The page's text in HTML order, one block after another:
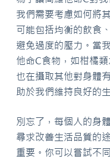
我們需要考慮如何將
可能包括均衡的飲食
避免過度的壓力。當
他命C食物，如柑橘
也在攝取其他對身體
助於我們維持良好的
別忘了，每個人的身
尋求改善生活品質的
重要。你可以嘗試不